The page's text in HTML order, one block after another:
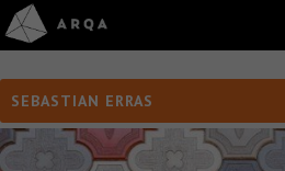
SEBASTIAN ERRAS